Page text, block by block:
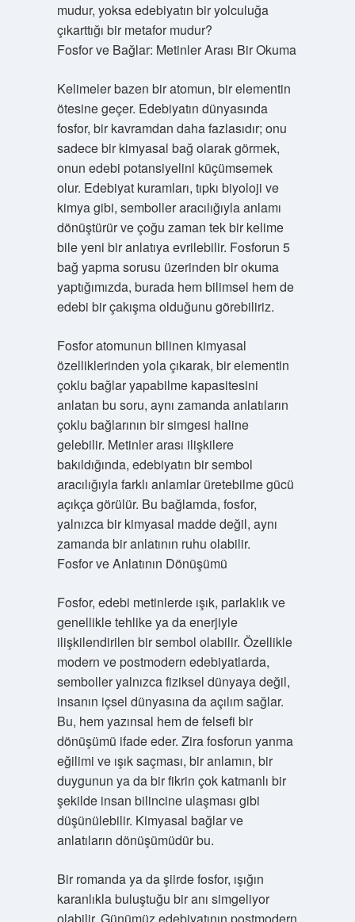
mudur, yoksa edebiyatın bir yolculuğa
çıkarttığı bir metafor mudur?
Fosfor ve Bağlar: Metinler Arası Bir Okuma
Kelimeler bazen bir atomun, bir elementin
ötesine geçer. Edebiyatın dünyasında
fosfor, bir kavramdan daha fazlasıdır; onu
sadece bir kimyasal bağ olarak görmek,
onun edebi potansiyelini küçümsemek
olur. Edebiyat kuramları, tıpkı biyoloji ve
kimya gibi, semboller aracılığıyla anlamı
dönüştürür ve çoğu zaman tek bir kelime
bile yeni bir anlatıya evrilebilir. Fosforun 5
bağ yapma sorusu üzerinden bir okuma
yaptığımızda, burada hem bilimsel hem de
edebi bir çakışma olduğunu görebiliriz.
Fosfor atomunun bilinen kimyasal
özelliklerinden yola çıkarak, bir elementin
çoklu bağlar yapabilme kapasitesini
anlatan bu soru, aynı zamanda anlatıların
çoklu bağlarının bir simgesi haline
gelebilir. Metinler arası ilişkilere
bakıldığında, edebiyatın bir sembol
aracılığıyla farklı anlamlar üretebilme gücü
açıkça görülür. Bu bağlamda, fosfor,
yalnızca bir kimyasal madde değil, aynı
zamanda bir anlatının ruhu olabilir.
Fosfor ve Anlatının Dönüşümü
Fosfor, edebi metinlerde ışık, parlaklık ve
genellikle tehlike ya da enerjiyle
ilişkilendirilen bir sembol olabilir. Özellikle
modern ve postmodern edebiyatlarda,
semboller yalnızca fiziksel dünyaya değil,
insanın içsel dünyasına da açılım sağlar.
Bu, hem yazınsal hem de felsefi bir
dönüşümü ifade eder. Zira fosforun yanma
eğilimi ve ışık saçması, bir anlamın, bir
duygunun ya da bir fikrin çok katmanlı bir
şekilde insan bilincine ulaşması gibi
düşünülebilir. Kimyasal bağlar ve
anlatıların dönüşümüdür bu.
Bir romanda ya da şiirde fosfor, ışığın
karanlıkla buluştuğu bir anı simgeliyor